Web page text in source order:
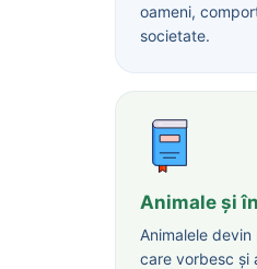
oameni,
societate.
Animale și
Animalele devin
care vorbesc și